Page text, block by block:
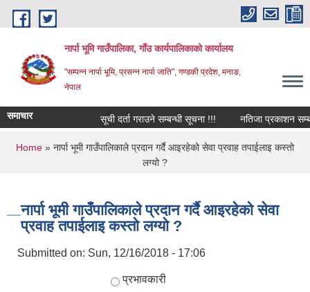
Skip to main content
नार्पा भूमि गाउँपालिका, गाँउ कार्यपालिकाको कार्यालय
"सम्पन्न नार्पा भूमि, प्रसन्न नार्पा जाति", गण्डकी प्रदेश, मनाङ,
नेपाल
समाचार सूची दर्ता गराउने सम्बन्धी सूचना !!! नतिजा प्रकाशन
You are here
Home » नार्पा भूमी गाउँपालिकाले प्रदान गर्दै आइरहेको सेवा प्रवाह तपाईलाइ कस्तो
लग्यो ?
नार्पा भूमी गाउँपालिकाले प्रदान गर्दै आइरहेको सेवा
प्रवाह तपाईलाइ कस्तो लग्यो ?
Submitted on: Sun, 12/16/2018 - 17:06
Choices
प्रभावकारी